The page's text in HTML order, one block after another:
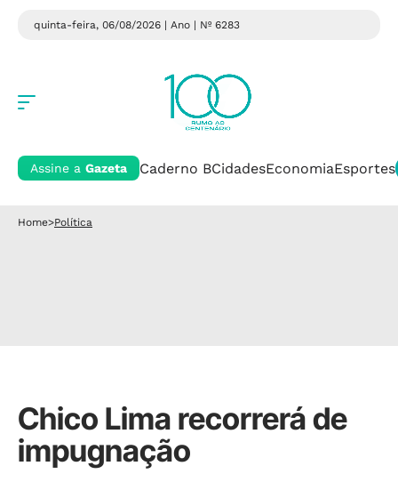
quinta-feira, 06/08/2026 | Ano | Nº 6283
Assine a Gazeta Caderno BCidadesEconomiaEsportes
Home>Política
Chico Lima recorrerá de
impugnação